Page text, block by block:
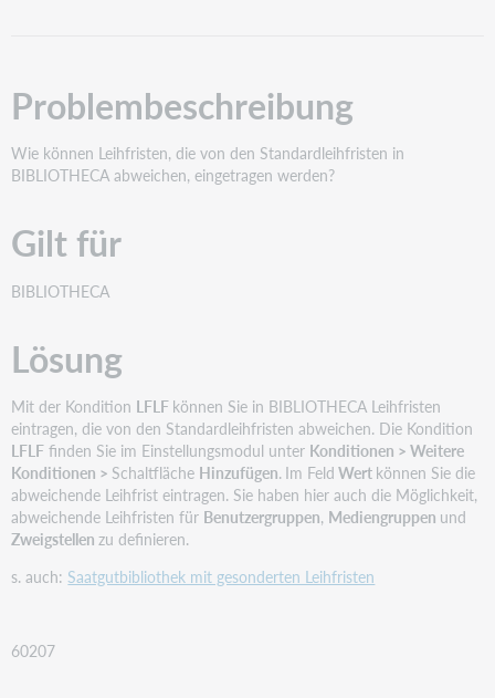
Problembeschreibung
Wie können Leihfristen, die von den Standardleihfristen in
BIBLIOTHECA abweichen, eingetragen werden?
Gilt für
BIBLIOTHECA
Lösung
Mit der Kondition LFLF können Sie in BIBLIOTHECA Leihfristen
eintragen, die von den Standardleihfristen abweichen. Die Kondition
LFLF finden Sie im Einstellungsmodul unter Konditionen > Weitere
Konditionen > Schaltfläche Hinzufügen. Im Feld Wert können Sie die
abweichende Leihfrist eintragen. Sie haben hier auch die Möglichkeit,
abweichende Leihfristen für Benutzergruppen, Mediengruppen und
Zweigstellenzu definieren.
s. auch: Saatgutbibliothek mit gesonderten Leihfristen
60207